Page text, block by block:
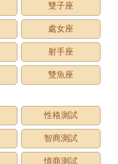
雙子座
處女座
射手座
雙魚座
性格測試
智商測試
情商測試